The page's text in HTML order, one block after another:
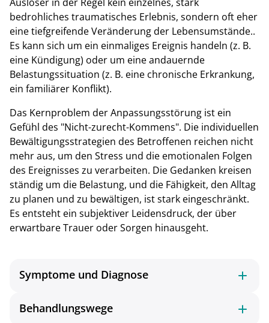
bedrohliches traumatisches Erlebnis, sondern oft eher
eine tiefgreifende Veränderung der Lebensumstände..
Es kann sich um ein einmaliges Ereignis handeln (z. B.
eine Kündigung) oder um eine andauernde
Belastungssituation (z. B. eine chronische Erkrankung,
ein familiärer Konflikt).
Das Kernproblem der Anpassungsstörung ist ein
Gefühl des "Nicht-zurecht-Kommens". Die individuellen
Bewältigungsstrategien des Betroffenen reichen nicht
mehr aus, um den Stress und die emotionalen Folgen
des Ereignisses zu verarbeiten. Die Gedanken kreisen
ständig um die Belastung, und die Fähigkeit, den Alltag
zu planen und zu bewältigen, ist stark eingeschränkt.
Es entsteht ein subjektiver Leidensdruck, der über
erwartbare Trauer oder Sorgen hinausgeht.
Symptome und Diagnose
Behandlungswege